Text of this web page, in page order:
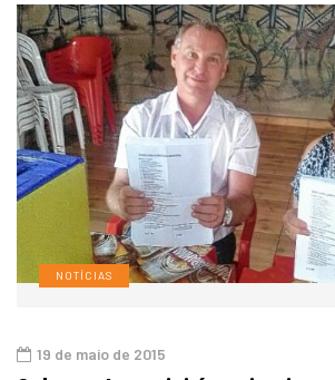
NOTÍCIAS
19 de maio de 2015